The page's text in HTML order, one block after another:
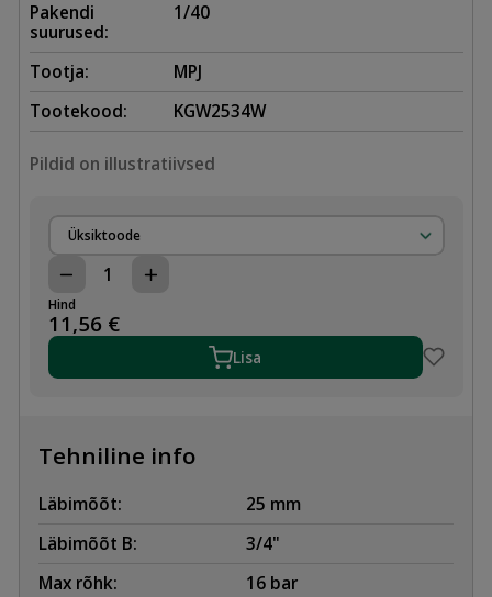
Pakendi
suurused:
1/40
Tootja:
MPJ
Tootekood:
KGW2534W
Pildid on illustratiivsed
Üksiktoode
PEM
SEINAPÕLV
25-
3/4"
PLAST
Hind
11,56 €
Lisa
Tehniline info
Läbimõõt:
25 mm
Läbimõõt B:
3/4"
Max rõhk:
16 bar